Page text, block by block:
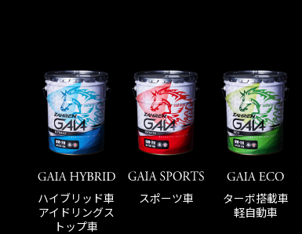
ハイブリッド車
アイドリングス
トップ車
スポーツ車
ターボ搭載車
軽自動車